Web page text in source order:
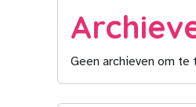
Geen archieven om te